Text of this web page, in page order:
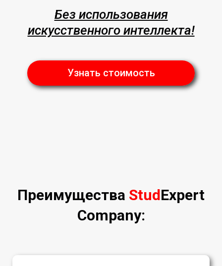
Без использования
искусственного интеллекта!
Узнать стоимость
Преимущества StudExpert
Company: